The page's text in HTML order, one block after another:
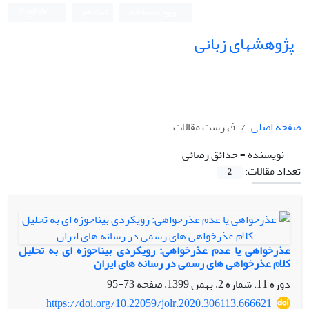
پژوهشهای زبانی
صفحه اصلی
فهرست مقالات
نویسنده =حدائق رضائی
تعداد مقالات:
2
عذرخواهی یا عدم عذرخواهی: رویکردی بیناحوزه ای به تحلیل
کلام عذرخواهی های رسمی در رسانه های ایران
دوره 11، شماره 2، بهمن 1399، صفحه
73-95
https://doi.org/10.22059/jolr.2020.306113.666621